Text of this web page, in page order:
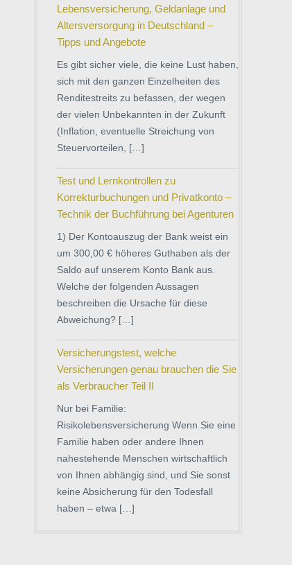
Lebensversicherung, Geldanlage und
Altersversorgung in Deutschland –
Tipps und Angebote
Es gibt sicher viele, die keine Lust haben,
sich mit den ganzen Einzelheiten des
Renditestreits zu befassen, der wegen
der vielen Unbekannten in der Zukunft
(Inflation, eventuelle Streichung von
Steuervorteilen, […]
Test und Lernkontrollen zu
Korrekturbuchungen und Privatkonto –
Technik der Buchführung bei Agenturen
1) Der Kontoauszug der Bank weist ein
um 300,00 € höheres Guthaben als der
Saldo auf unserem Konto Bank aus.
Welche der folgenden Aussagen
beschreiben die Ursache für diese
Abweichung? […]
Versicherungstest, welche
Versicherungen genau brauchen die Sie
als Verbraucher Teil II
Nur bei Familie:
Risikolebensversicherung Wenn Sie eine
Familie haben oder andere Ihnen
nahestehende Menschen wirtschaftlich
von Ihnen abhängig sind, und Sie sonst
keine Absicherung für den Todesfall
haben – etwa […]